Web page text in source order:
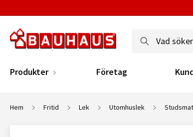
Produkter Företag
Hem Fritid Lek Utomhuslek